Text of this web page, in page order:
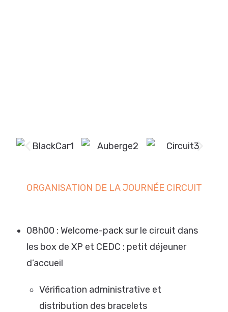
ORGANISATION DE LA JOURNÉE CIRCUIT
08h00 : Welcome-pack sur le circuit dans
les box de XP et CEDC : petit déjeuner
d’accueil
Vérification administrative et
distribution des bracelets